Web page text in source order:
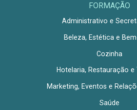
FORMAÇÃO
Administrativo e
Beleza, Estética e
Cozinha
Hotelaria, Restauração e
Marketing, Eventos e
Saúde